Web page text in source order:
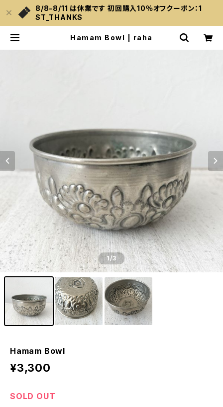
8/8-8/11 は休業です 初回購入10％オフクーポン：1
ST_THANKS
Hamam Bowl | raha
1/3
Hamam Bowl
¥3,300
SOLD OUT